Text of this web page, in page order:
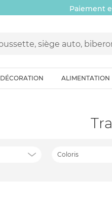
Paiement
DÉCORATION ALIMENTATION
Coloris